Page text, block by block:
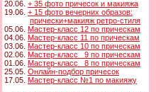
20.06. + 35 фото причесок и макияжа
19.06. + 15 фото вечерних образов:
прически+макияж ретро-стиля
05.06. Мастер-класс 12 по прическам
04.06. Мастер-класс 11 по прическам
03.06. Мастер-класс 10 по прическам
02.06. Мастер-класс 9 по прическам
01.06. Мастер-класс 8 по прическам
25.05. Онлайн-подбор причесок
17.05. Мастер-класс №1 по макияжу